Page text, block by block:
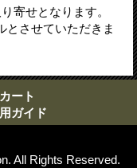
寄せとなります。
とさせていただきま
ート
ガイド
All Rights Reserved.